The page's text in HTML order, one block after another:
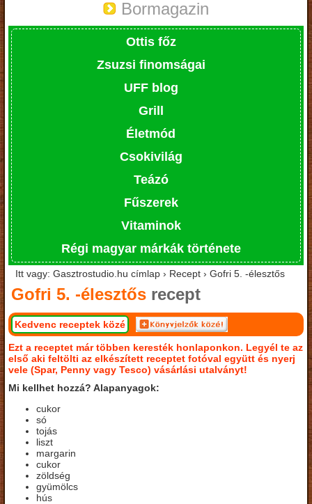
Bormagazin
Ottis főz
Zsuzsi finomságai
UFF blog
Grill
Életmód
Csokivilág
Teázó
Fűszerek
Vitaminok
Régi magyar márkák története
Itt vagy: Gasztrostudio.hu címlap › Recept › Gofri 5. -élesztős
Gofri 5. -élesztős recept
Kedvenc receptek közé
Ezt a receptet már többen keresték honlaponkon. Legyél te az
első aki feltölti az elkészített receptet fotóval együtt és nyerj
vele (Spar, Penny vagy Tesco) vásárlási utalványt!
Mi kellhet hozzá? Alapanyagok:
cukor
só
tojás
liszt
margarin
cukor
zöldség
gyümölcs
hús